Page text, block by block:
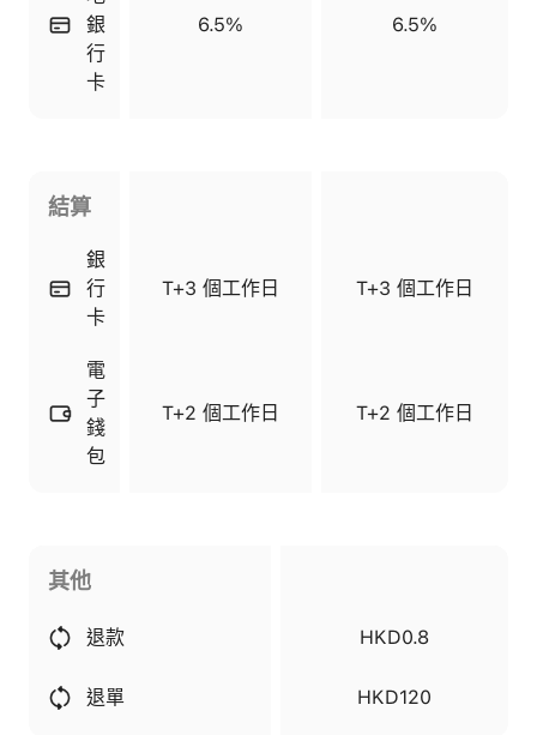
銀
行
卡
6.5% 6.5%
結算
銀
行
卡
T+3 個工作日 T+3 個工作日
電
子
錢
包
T+2 個工作日 T+2 個工作日
其他
退款 HKD0.8
退單 HKD120